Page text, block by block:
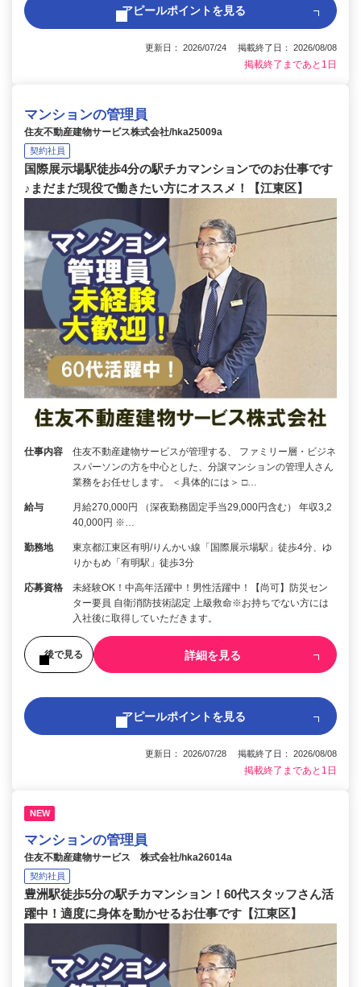
アピールポイントを見る
更新日： 2026/07/24 掲載終了日： 2026/08/08
掲載終了まであと1日
マンションの管理員
住友不動産建物サービス株式会社/hka25009a
契約社員
国際展示場駅徒歩4分の駅チカマンションでのお仕事です
♪まだまだ現役で働きたい方にオススメ！【江東区】
仕事内容
住友不動産建物サービスが管理する、 ファミリー層・ビジネ
スパーソンの方を中心とした、分譲マンションの管理人さん
業務をお任せします。 ＜具体的には＞ □…
給与
月給270,000円 （深夜勤務固定手当29,000円含む） 年収3,2
40,000円 ※…
勤務地
東京都江東区有明/りんかい線「国際展示場駅」徒歩4分、ゆ
りかもめ「有明駅」徒歩3分
応募資格
未経験OK！中高年活躍中！男性活躍中！【尚可】防災セン
ター要員 自衛消防技術認定 上級救命※お持ちでない方には
入社後に取得していただきます。
後で見る 詳細を見る
アピールポイントを見る
更新日： 2026/07/28 掲載終了日： 2026/08/08
掲載終了まであと1日
NEW
マンションの管理員
住友不動産建物サービス 株式会社/hka26014a
契約社員
豊洲駅徒歩5分の駅チカマンション！60代スタッフさん活
躍中！適度に身体を動かせるお仕事です【江東区】